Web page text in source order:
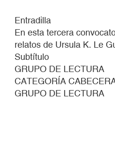
Entradilla
En esta tercera
relatos de Ursula K. Le
Subtítulo
GRUPO DE LECTURA
CATEGORÍA
GRUPO DE LECTURA